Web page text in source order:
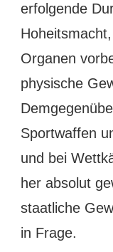
erfolgende
Organen
physische
Sportwaffen
und bei
her absolut
staatliche
in Frage.